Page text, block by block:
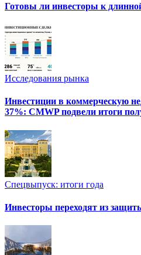
Готовы ли инвесторы к
Исследования рынка
Инвестиции в коммерческую
37%: CMWP подвели итоги
Спецвыпуск: итоги года
Инвесторы переходят из